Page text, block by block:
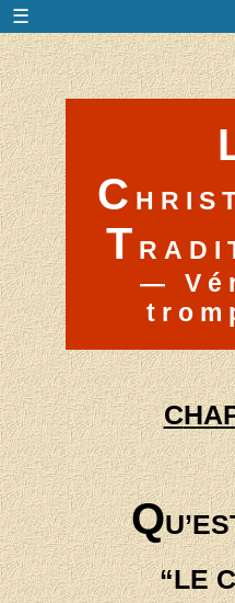
☰
C
T
—
C
Q
“LE